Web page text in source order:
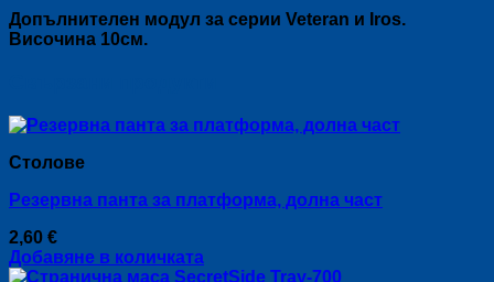
чекмедже
Допълнителен модул за серии Veteran и Iros.
Височина 10см.
Столове
Резервна панта за платформа, долна част
2,60 €
Добавяне в количката